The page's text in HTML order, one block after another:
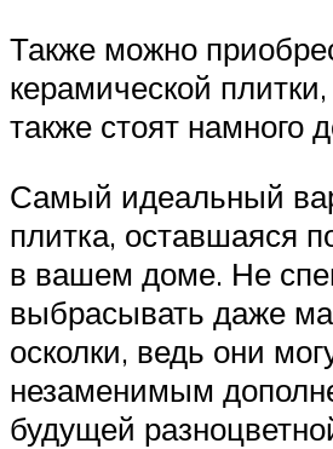
Также можно
керамической
также стоят намного
Самый идеальный
плитка, оставшаяся
в вашем доме. Не
выбрасывать даже
осколки, ведь они
незаменимым
будущей